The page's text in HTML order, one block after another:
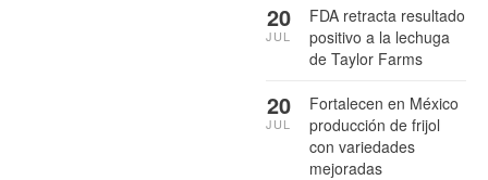
FDA retracta resultado
positivo a la lechuga
de Taylor Farms
20
JUL
Fortalecen en México
producción de frijol
con variedades
mejoradas
20
JUL